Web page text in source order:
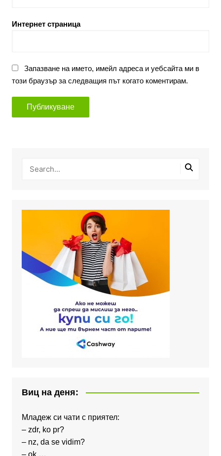
Интернет страница
Запазване на името, имейл адреса и уебсайта ми в
този браузър за следващия път когато коментирам.
Виц на деня:
Младеж си чати с приятел:
– zdr, ko pr?
– nz, da se vidim?
– ok …